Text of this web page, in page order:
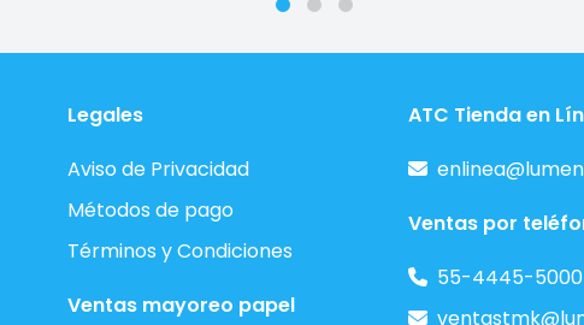
Legales
Aviso de Privacidad
Métodos de pago
Términos y Condiciones
Ventas mayoreo papel
ATC Tienda en
Ventas por
55-4445-5000